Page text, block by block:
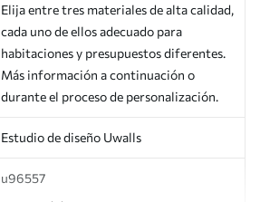
Elija entre tres materiales de alta calidad,
cada uno de ellos adecuado para
habitaciones y presupuestos diferentes.
Más información a continuación o
durante el proceso de personalización.
Estudio de diseño Uwalls
u96557